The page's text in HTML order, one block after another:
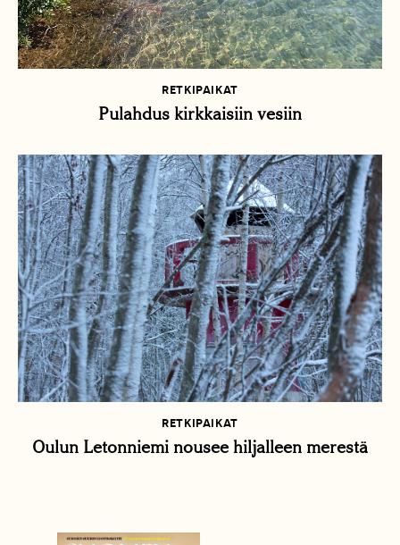
RETKIPAIKAT
Pulahdus kirkkaisiin vesiin
RETKIPAIKAT
Oulun Letonniemi nousee hiljalleen merestä